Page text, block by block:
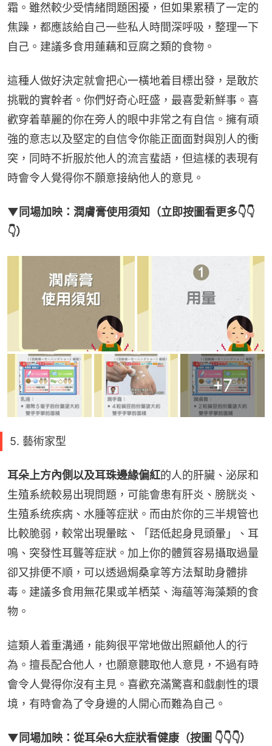
霜。雖然較少受情緒問題困擾，但如果累積了一定的
焦躁，都應該給自己一些私人時間深呼吸，整理一下
自己。建議多食用蓮藕和豆腐之類的食物。
這種人做好決定就會把心一橫地着目標出發，是敢於
挑戰的實幹者。你們好奇心旺盛，最喜愛新鮮事。喜
歡穿着華麗的你在旁人的眼中非常之有自信。擁有頑
強的意志以及堅定的自信令你能正面面對與別人的衝
突，同時不折服於他人的流言蜚語，但這樣的表現有
時會令人覺得你不願意接納他人的意見。
▼同場加映：潤膚膏使用須知（立即按圖看更多👇👇
👇）
+7
5. 藝術家型
耳朵上方內側以及耳珠邊緣偏紅的人的肝臟、泌尿和
生殖系統較易出現問題，可能會患有肝炎、膀胱炎、
生殖系统疾病、水腫等症狀。而由於你的三半規管也
比較脆弱，較常出現暈眩、「踎低起身見頭暈」、耳
鳴、突發性耳聾等症狀。加上你的體質容易攝取過量
卻又排便不順，可以透過焗桑拿等方法幫助身體排
毒。建議多食用無花果或羊栖菜、海蘊等海藻類的食
物。
這類人着重溝通，能夠很平常地做出照顧他人的行
為。擅長配合他人，也願意聽取他人意見，不過有時
會令人覺得你沒有主見。喜歡充滿驚喜和戲劇性的環
境，有時會為了令身邊的人開心而難為自己。
▼同場加映：從耳朵6大症狀看健康（按圖 👇👇👇）